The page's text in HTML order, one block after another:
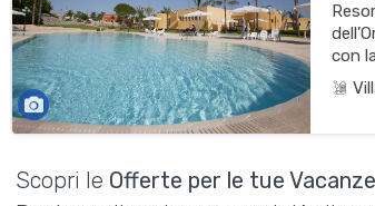
con
Scopri le Offerte per le tue